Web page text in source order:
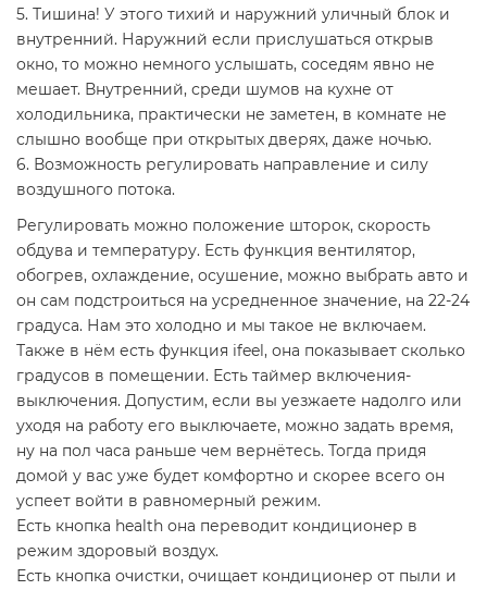
5. Тишина! У этого тихий и наружний уличный блок и
внутренний. Наружний если прислушаться открыв
окно, то можно немного услышать, соседям явно не
мешает. Внутренний, среди шумов на кухне от
холодильника, практически не заметен, в комнате не
слышно вообще при открытых дверях, даже ночью.
6. Возможность регулировать направление и силу
воздушного потока.
Регулировать можно положение шторок, скорость
обдува и температуру. Есть функция вентилятор,
обогрев, охлаждение, осушение, можно выбрать авто и
он сам подстроиться на усредненное значение, на 22-24
градуса. Нам это холодно и мы такое не включаем.
Также в нём есть функция ifeel, она показывает сколько
градусов в помещении. Есть таймер включения-
выключения. Допустим, если вы уезжаете надолго или
уходя на работу его выключаете, можно задать время,
ну на пол часа раньше чем вернётесь. Тогда придя
домой у вас уже будет комфортно и скорее всего он
успеет войти в равномерный режим.
Есть кнопка health она переводит кондиционер в
режим здоровый воздух.
Есть кнопка очистки, очищает кондиционер от пыли и